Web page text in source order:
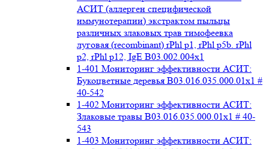
АСИТ (аллерген специфической
иммунотерапии) экстрактом пыльцы
различных злаковых трав тимофеевка
луговая (recombinant) rPhl p1, rPhl p5b. rPhl
p2, rPhl p12, IgE В03.002.004x1
1-401 Мониторинг эффективности АСИТ:
Букоцветные деревья B03.016.035.000.01x1 #
40-542
1-402 Мониторинг эффективности АСИТ:
Злаковые травы B03.016.035.000.01x1 # 40-
543
1-403 Мониторинг эффективности АСИТ: